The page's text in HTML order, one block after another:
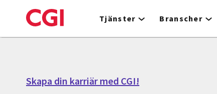
to
Tjänster Branscher
Skapa din karriär med CGI!